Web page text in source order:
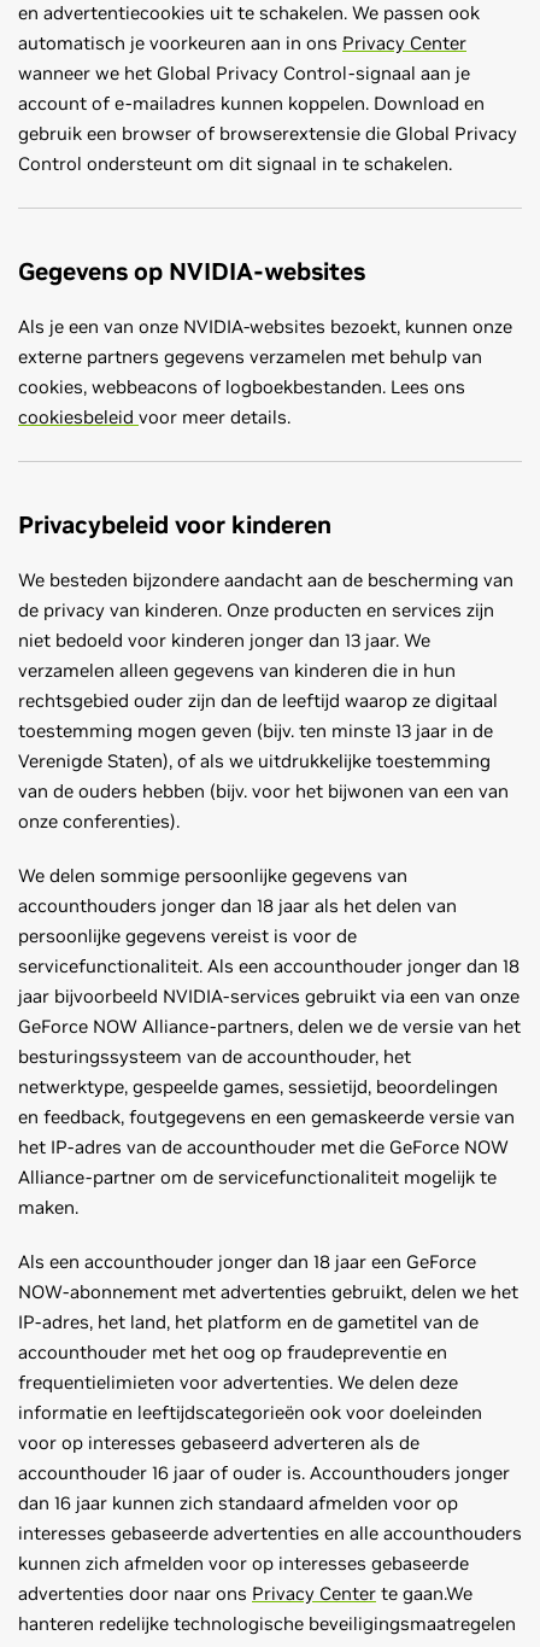
en advertentiecookies uit te schakelen. We passen ook
automatisch je voorkeuren aan in ons Privacy Center
wanneer we het Global Privacy Control-signaal aan je
account of e-mailadres kunnen koppelen. Download en
gebruik een browser of browserextensie die Global Privacy
Control ondersteunt om dit signaal in te schakelen.
Gegevens op NVIDIA-websites
Als je een van onze NVIDIA-websites bezoekt, kunnen onze
externe partners gegevens verzamelen met behulp van
cookies, webbeacons of logboekbestanden. Lees ons
cookiesbeleid voor meer details.
Privacybeleid voor kinderen
We besteden bijzondere aandacht aan de bescherming van
de privacy van kinderen. Onze producten en services zijn
niet bedoeld voor kinderen jonger dan 13 jaar. We
verzamelen alleen gegevens van kinderen die in hun
rechtsgebied ouder zijn dan de leeftijd waarop ze digitaal
toestemming mogen geven (bijv. ten minste 13 jaar in de
Verenigde Staten), of als we uitdrukkelijke toestemming
van de ouders hebben (bijv. voor het bijwonen van een van
onze conferenties).
We delen sommige persoonlijke gegevens van
accounthouders jonger dan 18 jaar als het delen van
persoonlijke gegevens vereist is voor de
servicefunctionaliteit. Als een accounthouder jonger dan 18
jaar bijvoorbeeld NVIDIA-services gebruikt via een van onze
GeForce NOW Alliance-partners, delen we de versie van het
besturingssysteem van de accounthouder, het
netwerktype, gespeelde games, sessietijd, beoordelingen
en feedback, foutgegevens en een gemaskeerde versie van
het IP-adres van de accounthouder met die GeForce NOW
Alliance-partner om de servicefunctionaliteit mogelijk te
maken.
Als een accounthouder jonger dan 18 jaar een GeForce
NOW-abonnement met advertenties gebruikt, delen we het
IP-adres, het land, het platform en de gametitel van de
accounthouder met het oog op fraudepreventie en
frequentielimieten voor advertenties. We delen deze
informatie en leeftijdscategorieën ook voor doeleinden
voor op interesses gebaseerd adverteren als de
accounthouder 16 jaar of ouder is. Accounthouders jonger
dan 16 jaar kunnen zich standaard afmelden voor op
interesses gebaseerde advertenties en alle accounthouders
kunnen zich afmelden voor op interesses gebaseerde
advertenties door naar ons Privacy Center te gaan.We
hanteren redelijke technologische beveiligingsmaatregelen